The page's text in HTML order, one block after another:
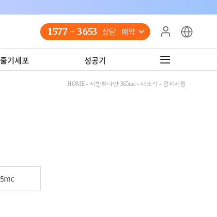
1577 - 3653 상담 예약
기세포 성공기
HOME - 지방하나만 365mc - 새소식 - 공지사항